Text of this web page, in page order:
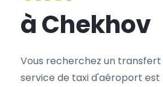
à Chekhov
Vous recherchez un
service de taxi d'aéroport